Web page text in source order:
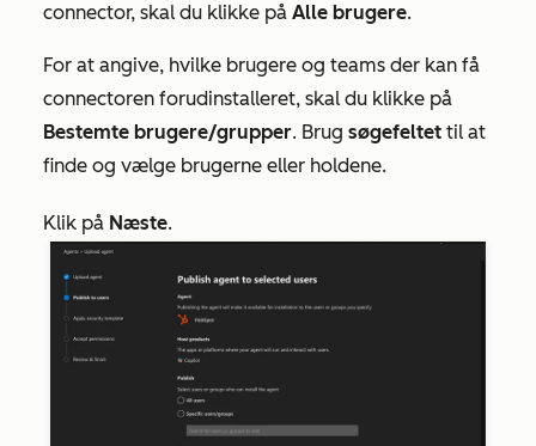
connector, skal du klikke på Alle brugere.
For at angive, hvilke brugere og teams der kan få
connectoren forudinstalleret, skal du klikke på
Bestemte brugere/grupper. Brug søgefeltet til at
finde og vælge brugerne eller holdene.
Klik på Næste.